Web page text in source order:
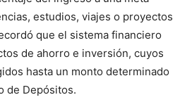
estudios, viajes o proyectos
que el sistema financiero
de ahorro e inversión, cuyos
hasta un monto determinado
de Depósitos.